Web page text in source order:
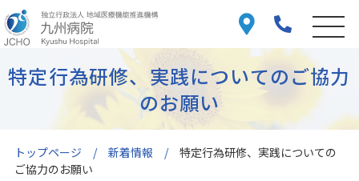
トップページ 新着情報
特定行為研修、実践についての
ご協力のお願い
特定行為研修、実践についてのご協力
のお願い